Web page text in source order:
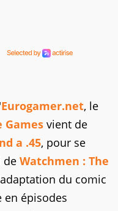
Eurogamer.net, le
Games vient de
a .45, pour se
de Watchmen : The
du comic
épisodes